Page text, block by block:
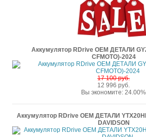
Аккумулятор RDrive OEM ДЕТАЛИ
CFMOTO)-2024
17 100 руб.
12 996 руб.
Вы экономите: 24.00%
Аккумулятор RDrive OEM ДЕТАЛИ
DAVIDSON